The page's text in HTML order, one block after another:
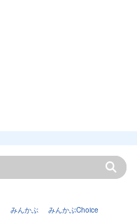
みんかぶ みんかぶChoice